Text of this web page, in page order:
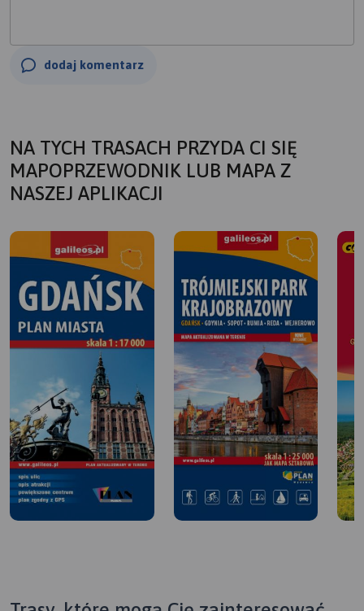
dodaj komentarz
NA TYCH TRASACH PRZYDA CI SIĘ
MAPOPRZEWODNIK LUB MAPA Z
NASZEJ APLIKACJI